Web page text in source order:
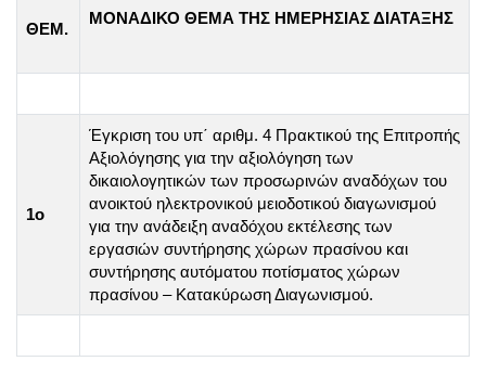
ΘΕΜ.
ΜΟΝΑΔΙΚΟ ΘΕΜΑ ΤΗΣ ΗΜΕΡΗΣΙΑΣ ΔΙΑΤΑΞΗΣ
1ο
Έγκριση του υπ΄ αριθμ. 4 Πρακτικού της Επιτροπής
Αξιολόγησης για την αξιολόγηση των
δικαιολογητικών των προσωρινών αναδόχων του
ανοικτού ηλεκτρονικού μειοδοτικού διαγωνισμού
για την ανάδειξη αναδόχου εκτέλεσης των
εργασιών συντήρησης χώρων πρασίνου και
συντήρησης αυτόματου ποτίσματος χώρων
πρασίνου – Κατακύρωση Διαγωνισμού.